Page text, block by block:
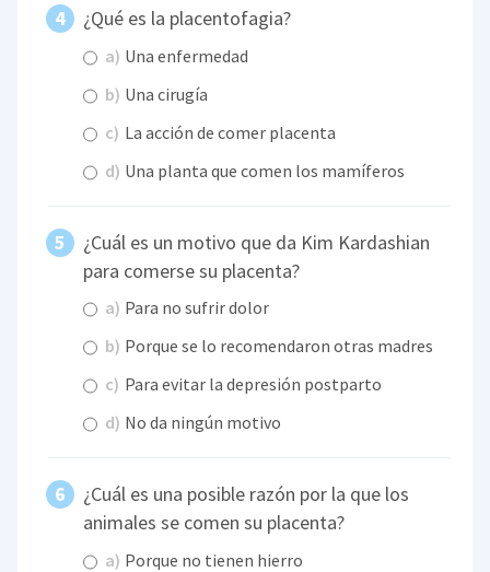
¿Qué es la placentofagia?
a) Una enfermedad
b) Una cirugía
c) La acción de comer placenta
d) Una planta que comen los mamíferos
¿Cuál es un motivo que da Kim Kardashian
para comerse su placenta?
a) Para no sufrir dolor
b) Porque se lo recomendaron otras madres
c) Para evitar la depresión postparto
d) No da ningún motivo
¿Cuál es una posible razón por la que los
animales se comen su placenta?
a) Porque no tienen hierro